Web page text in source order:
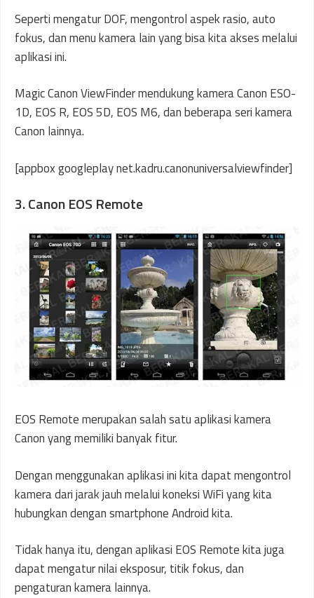
Seperti mengatur DOF, mengontrol aspek rasio, auto
fokus, dan menu kamera lain yang bisa kita akses melalui
aplikasi ini.
Magic Canon ViewFinder mendukung kamera Canon ESO-
1D, EOS R, EOS 5D, EOS M6, dan beberapa seri kamera
Canon lainnya.
[appbox googleplay net.kadru.canonuniversalviewfinder]
3. Canon EOS Remote
EOS Remote merupakan salah satu aplikasi kamera
Canon yang memiliki banyak fitur.
Dengan menggunakan aplikasi ini kita dapat mengontrol
kamera dari jarak jauh melalui koneksi WiFi yang kita
hubungkan dengan smartphone Android kita.
Tidak hanya itu, dengan aplikasi EOS Remote kita juga
dapat mengatur nilai eksposur, titik fokus, dan
pengaturan kamera lainnya.